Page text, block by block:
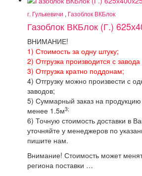
г. Гулькевичи , Газоблок ВКБлок
Газоблок ВКБлок (Г.)
ВНИМАНИЕ!
1) Стоимость за одну штуку;
2) Отгрузка производится с завода
3) Отгрузка кратно поддонам;
4) Отгрузку можно произвести с
заводов;
5) Суммарный заказ на
менее 1.5м3;
6) Точную стоимость доставки в
уточняйте у менеджеров по
пишите нам.
Внимание! Стоимость может
региона поставки …